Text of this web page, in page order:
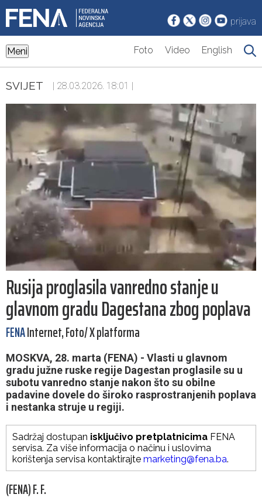
prijava
Meni Foto Video English
SVIJET | 28.03.2026. 18:01 |
Rusija proglasila vanredno stanje u
glavnom gradu Dagestana zbog poplava
FENAInternet, Foto/ X platforma
MOSKVA, 28. marta (FENA) - Vlasti u glavnom
gradu južne ruske regije Dagestan proglasile su u
subotu vanredno stanje nakon što su obilne
padavine dovele do široko rasprostranjenih poplava
i nestanka struje u regiji.
Sadržaj dostupan isključivo pretplatnicima FENA
servisa. Za više informacija o načinu i uslovima
korištenja servisa kontaktirajte marketing@fena.ba.
(FENA) F. F.